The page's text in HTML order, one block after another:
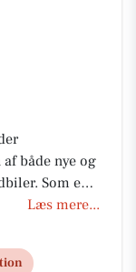
både nye og
Som en
service under
Book tid
Læs mere...